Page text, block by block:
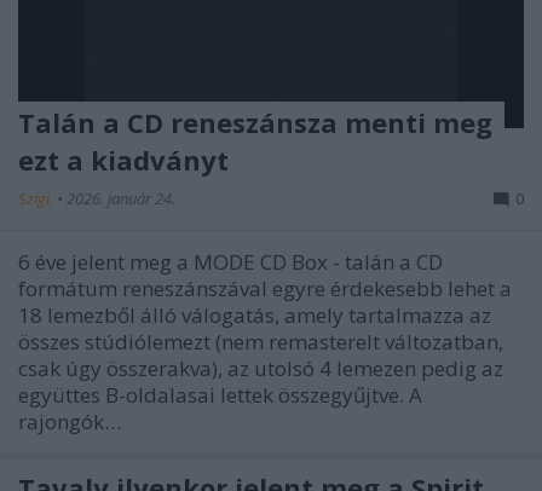
Talán a CD reneszánsza menti meg
ezt a kiadványt
Szigi. • 2026. január 24. 0
6 éve jelent meg a MODE CD Box - talán a CD
formátum reneszánszával egyre érdekesebb lehet a
18 lemezből álló válogatás, amely tartalmazza az
összes stúdiólemezt (nem remasterelt változatban,
csak úgy összerakva), az utolsó 4 lemezen pedig az
együttes B-oldalasai lettek összegyűjtve. A
rajongók…